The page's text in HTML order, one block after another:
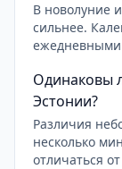
В новолуние
сильнее.
Одинаковы
Эстонии?
Различия
несколько
отличаться